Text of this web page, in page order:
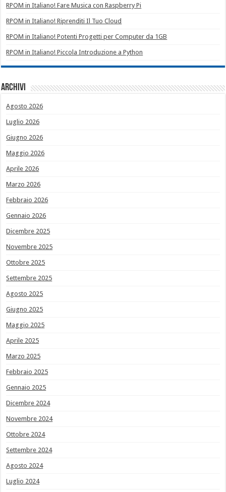
RPOM in Italiano! Fare Musica con Raspberry Pi
RPOM in Italiano! Riprenditi Il Tuo Cloud
RPOM in Italiano! Potenti Progetti per Computer da 1GB
RPOM in Italiano! Piccola Introduzione a Python
Archivi
Agosto 2026
Luglio 2026
Giugno 2026
Maggio 2026
Aprile 2026
Marzo 2026
Febbraio 2026
Gennaio 2026
Dicembre 2025
Novembre 2025
Ottobre 2025
Settembre 2025
Agosto 2025
Giugno 2025
Maggio 2025
Aprile 2025
Marzo 2025
Febbraio 2025
Gennaio 2025
Dicembre 2024
Novembre 2024
Ottobre 2024
Settembre 2024
Agosto 2024
Luglio 2024